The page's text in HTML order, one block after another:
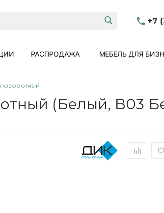
+7
РАСПРОДАЖА МЕБЕЛЬ ДЛЯ
поворотный
(Белый, B03